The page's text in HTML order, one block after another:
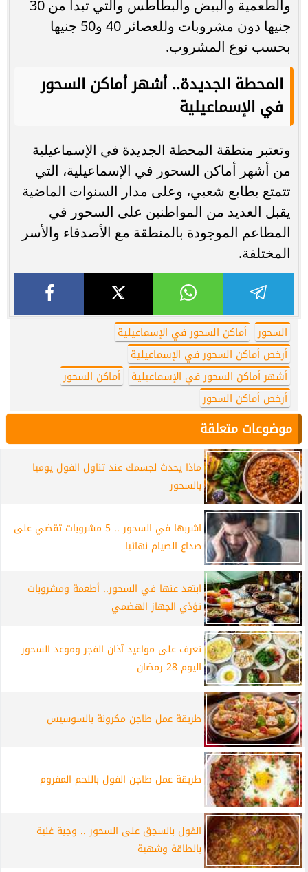
والطعمية والبيض والبطاطس والتي تبدأ من 30
جنيها دون مشروبات وللعصائر 40 و50 جنيها
بحسب نوع المشروب.
المحطة الجديدة.. أشهر أماكن السحور
في الإسماعيلية
وتعتبر منطقة المحطة الجديدة في الإسماعيلية
من أشهر أماكن السحور في الإسماعيلية، التي
تتمتع بطابع شعبي، وعلى مدار السنوات الماضية
يقبل العديد من المواطنين على السحور في
المطاعم الموجودة بالمنطقة مع الأصدقاء والأسر
المختلفة.
السحور
أماكن السحور في الإسماعيلية
أرخص أماكن السحور في الإسماعيلية
أشهر أماكن السحور في الإسماعيلية
أماكن السحور
أرخص أماكن السحور
موضوعات متعلقة
ماذا يحدث لجسمك عند تناول الفول يوميا
بالسحور
اشربها في السحور .. 5 مشروبات تقضي على
صداع الصيام نهائيا
ابتعد عنها في السحور.. أطعمة ومشروبات
تؤذي الجهاز الهضمي
تعرف على مواعيد آذان الفجر وموعد السحور
اليوم 28 رمضان
طريقة عمل طاجن مكرونة بالسوسيس
طريقة عمل طاجن الفول باللحم المفروم
الفول بالسجق على السحور .. وجبة غنية
بالطاقة وشهية